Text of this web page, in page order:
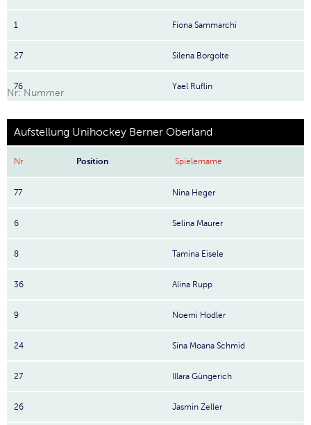
1 Fiona Sammarchi
27 Silena Borgolte
76 Yael Ruflin
Nr: Nummer
Aufstellung Unihockey Berner Oberland
Nr Position Spielername
77 Nina Heger
6 Selina Maurer
8 Tamina Eisele
36 Alina Rupp
9 Noemi Hodler
24 Sina Moana Schmid
27 Illara Güngerich
26 Jasmin Zeller